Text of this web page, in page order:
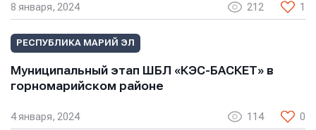
8 января, 2024 212 1
РЕСПУБЛИКА МАРИЙ ЭЛ
Муниципальный этап ШБЛ «КЭС-БАСКЕТ» в
горномарийском районе
4 января, 2024 114 0
Нажимая кнопку “Отправить”, вы соглашаетесь с
условиями обработки персональных данных
Нажимая кнопку “Отправить”, вы соглашаетесь с
условиями обработки персональных данных
Нажимая кнопку “Отправить”, вы соглашаетесь с
условиями обработки персональных данных